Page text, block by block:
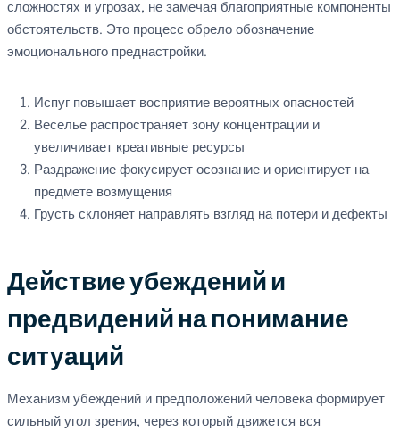
сложностях и угрозах, не замечая благоприятные компоненты
обстоятельств. Это процесс обрело обозначение
эмоционального преднастройки.
Испуг повышает восприятие вероятных опасностей
Веселье распространяет зону концентрации и
увеличивает креативные ресурсы
Раздражение фокусирует осознание и ориентирует на
предмете возмущения
Грусть склоняет направлять взгляд на потери и дефекты
Действие убеждений и
предвидений на понимание
ситуаций
Механизм убеждений и предположений человека формирует
сильный угол зрения, через который движется вся